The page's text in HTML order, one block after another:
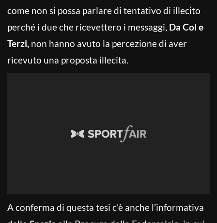
come non si possa parlare di tentativo di illecito
perché i due che ricevettero i messaggi, Da Col e
Terzi, non hanno avuto la percezione di aver
ricevuto una proposta illecita.
A conferma di questa tesi c’è anche l’informativa